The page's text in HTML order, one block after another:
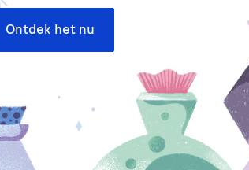
Ontdek het nu
u invoert voor de minimale benodigde periode
informatie in een medische informatie-
de verwerking van uw gegevens (waar
en in overeenstemming met hetRoche
persoonsgegevens verwerkt.
een wettelijke verplichting heeft om een
wetgeving zullen worden verwerkt,